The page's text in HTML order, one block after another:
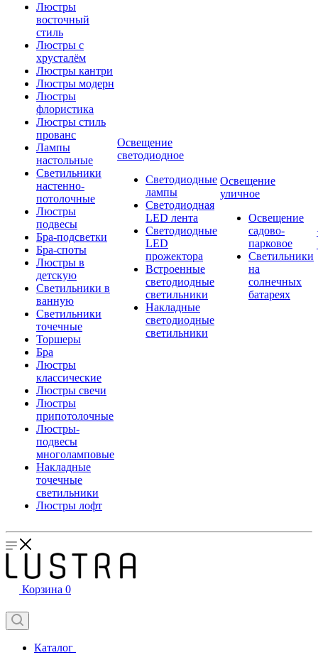
Люстры
восточный
стиль
Люстры с
хрусталём
Люстры кантри
Люстры модерн
Люстры
флористика
Люстры стиль
прованс
Лампы
настольные
Светильники
настенно-
потолочные
Люстры
подвесы
Бра-подсветки
Бра-споты
Люстры в
детскую
Светильники в
ванную
Светильники
точечные
Торшеры
Бра
Люстры
классические
Люстры свечи
Люстры
припотолочные
Люстры-
подвесы
многоламповые
Накладные
точечные
светильники
Люстры лофт
Освещение
светодиодное
Светодиодные
лампы
Светодиодная
LED лента
Светодиодные
LED
прожектора
Встроенные
светодиодные
светильники
Накладные
светодиодные
светильники
Освещение
уличное
Освещение
садово-
парковое
Светильники
на
солнечных
батареях
Корзина 0
Каталог